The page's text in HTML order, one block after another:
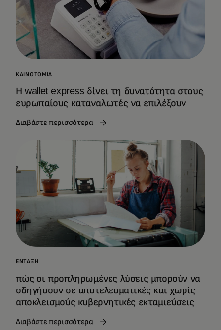
ΚΑΙΝΟΤΟΜΊΑ
Η wallet express δίνει τη δυνατότητα στους
ευρωπαίους καταναλωτές να επιλέξουν
Διαβάστε περισσότερα
ΈΝΤΑΞΗ
πώς οι προπληρωμένες λύσεις μπορούν να
οδηγήσουν σε αποτελεσματικές και χωρίς
αποκλεισμούς κυβερνητικές εκταμιεύσεις
Διαβάστε περισσότερα